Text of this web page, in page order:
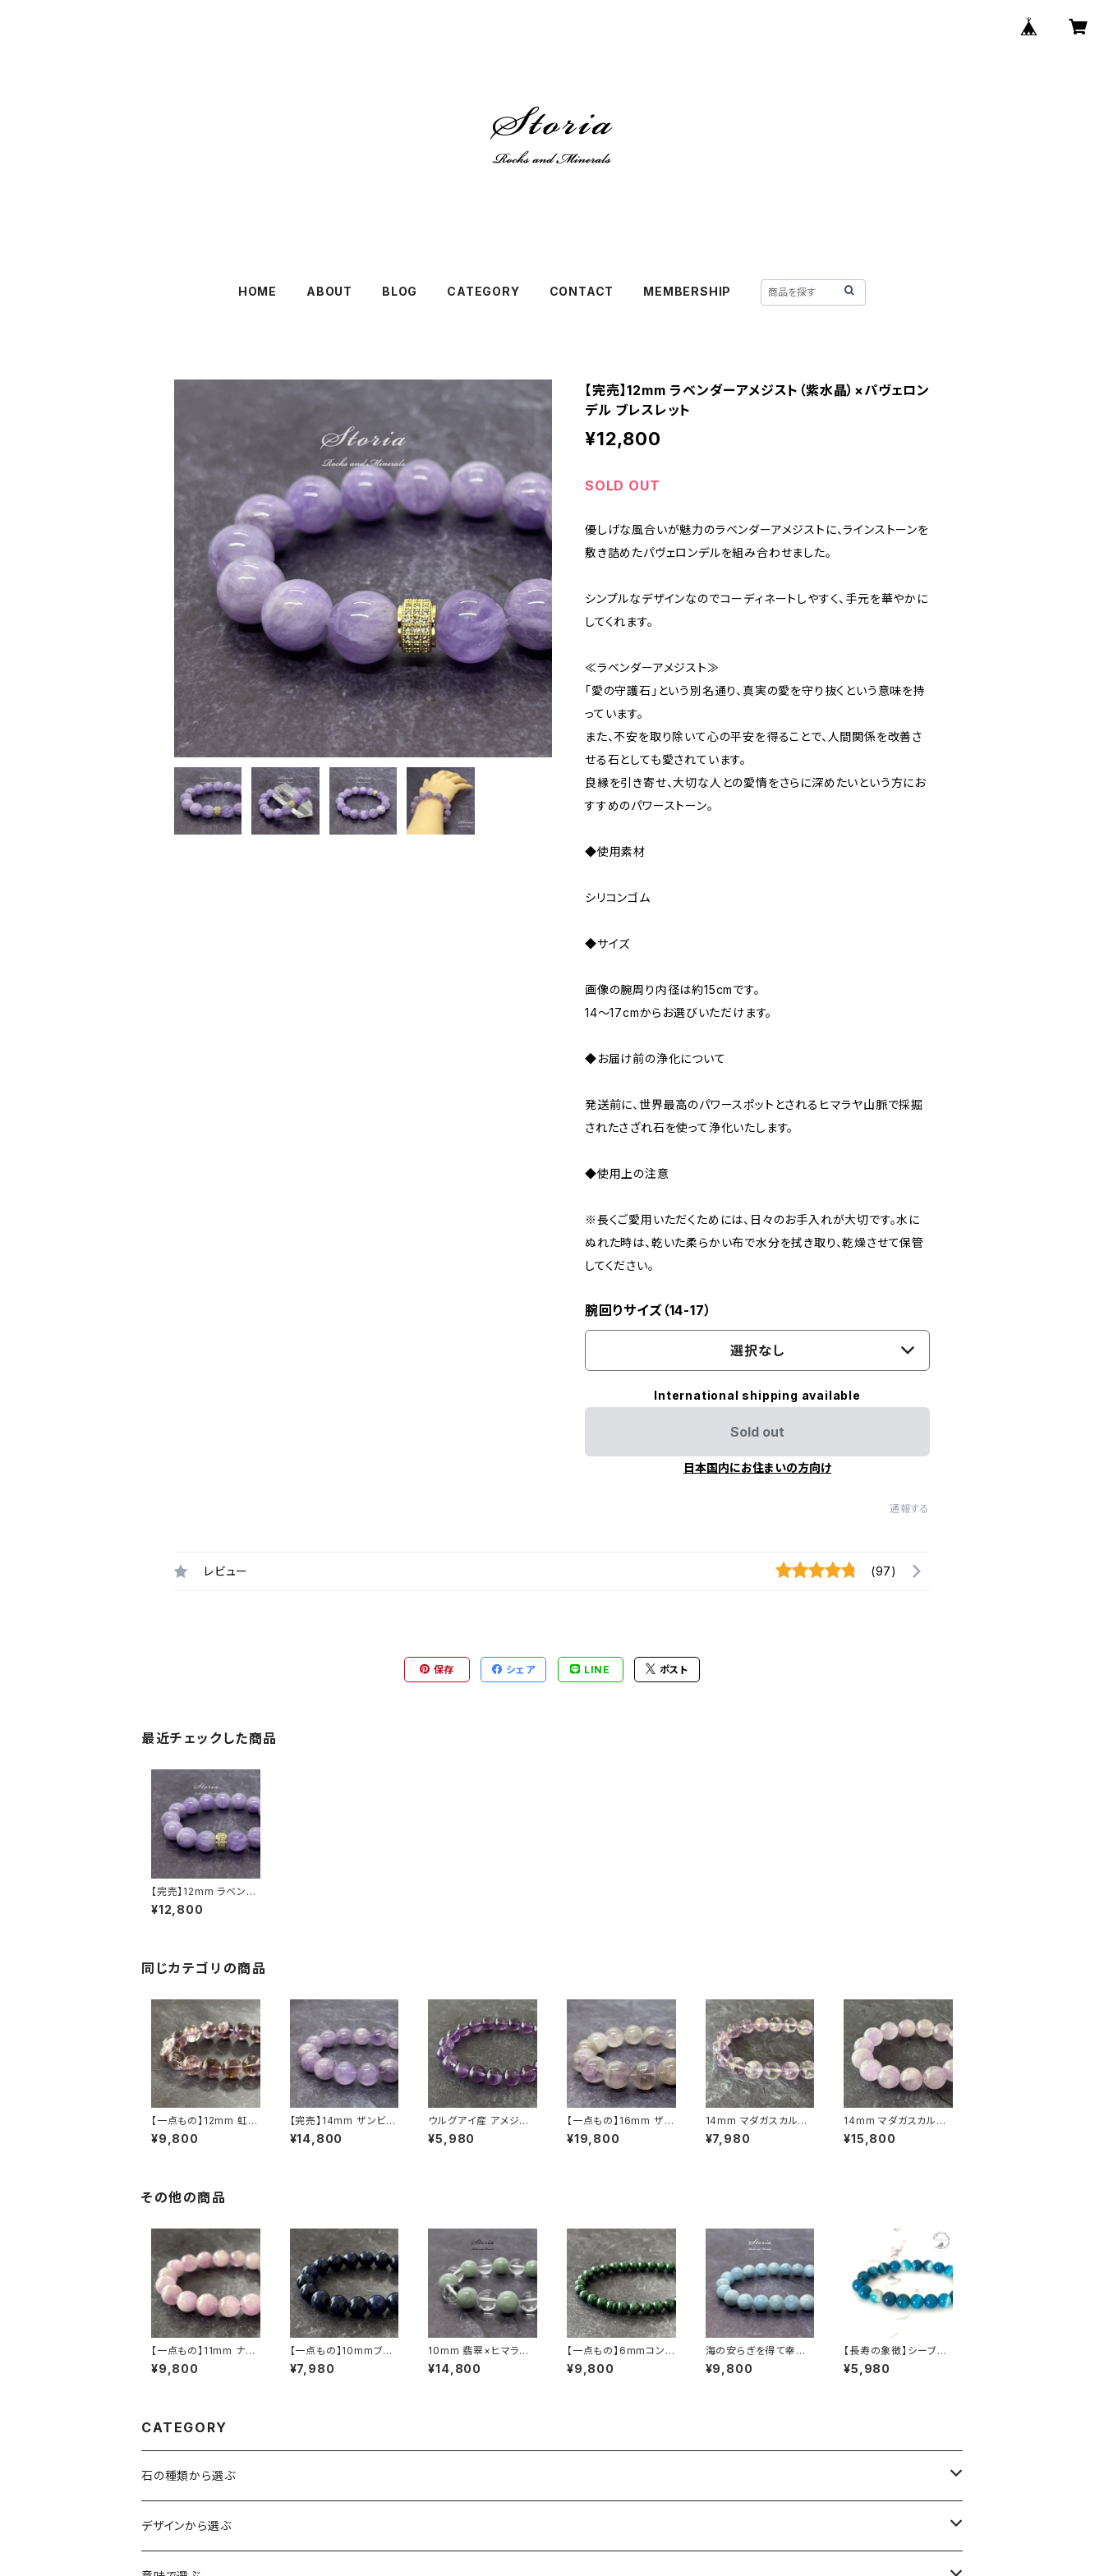
HOME ABOUT BLOG CATEGORY CONTACT MEMBERSHIP
【完売】12mm ラベンダーアメジスト（紫水晶）×パヴェロン
デル ブレスレット
¥12,800
SOLD OUT
優しげな風合いが魅力のラベンダーアメジストに、ラインストーンを
敷き詰めたパヴェロンデルを組み合わせました。
シンプルなデザインなのでコーディネートしやすく、手元を華やかに
してくれます。
≪ラベンダーアメジスト≫
「愛の守護石」という別名通り、真実の愛を守り抜くという意味を持
っています。
また、不安を取り除いて心の平安を得ることで、人間関係を改善さ
せる石としても愛されています。
良縁を引き寄せ、大切な人との愛情をさらに深めたいという方にお
すすめのパワーストーン。
◆使用素材
シリコンゴム
◆サイズ
画像の腕周り内径は約15cmです。
14～17cmからお選びいただけます。
◆お届け前の浄化について
発送前に、世界最高のパワースポットとされるヒマラヤ山脈で採掘
されたさざれ石を使って浄化いたします。
◆使用上の注意
※長くご愛用いただくためには、日々のお手入れが大切です。水に
ぬれた時は、乾いた柔らかい布で水分を拭き取り、乾燥させて保管
してください。
腕回りサイズ（14-17）
選択なし
International shipping available
Sold out
日本国内にお住まいの方向け
通報する
レビュー (97)
保存 シェア LINE ポスト
最近チェックした商品
【完売】12mm ラベンダ
ーアメジスト（紫水晶）×
パヴェロンデル ブレス
¥12,800
同じカテゴリの商品
【一点もの】12mm 虹入
り ボリビア産 バイカラ
ーアメトリン（紫黄水晶）
¥9,800
【完売】14mm ザンビア
産 ミルキーラベンダー
アメジスト（紫水晶）ブレ
¥14,800
ウルグアイ産 アメジスト
9mm ブレスレット【画
像現物】
¥5,980
【一点もの】16mm ザン
ビア産 ラベンダーアメ
ジスト（紫水晶）ブレス
¥19,800
14mm マダガスカル産
ミルキー ラベンダーア
メジスト（紫水晶）ブレス
¥7,980
14mm マダガスカル産
ミルキー ラベンダーア
メジスト（紫水晶）ブレス
¥15,800
その他の商品
【一点もの】11mm ナイ
ジェリア産 クンツァイト
（リシア輝石）ブレスレッ
¥9,800
【一点もの】10mmブラ
ジル産 ソーダライト ブ
レスレット【鑑別済み】
¥7,980
10mm 翡翠×ヒマラヤ
水晶ブレスレット
¥14,800
【一点もの】6mmコンゴ
産 マラカイト ブレスレ
ット【鑑別済み】
¥9,800
海の安らぎを得て幸福
に 8ｍｍ アクアマリン
（緑柱石）ブレスレット
¥9,800
【長寿の象徴】シーブル
ーアゲート（縞メノウ） 8
mm珠 ブレスレット
¥5,980
CATEGORY
石の種類から選ぶ
水晶（クォーツ）
アイリスクォーツ（虹入り水晶）
デザインから選ぶ